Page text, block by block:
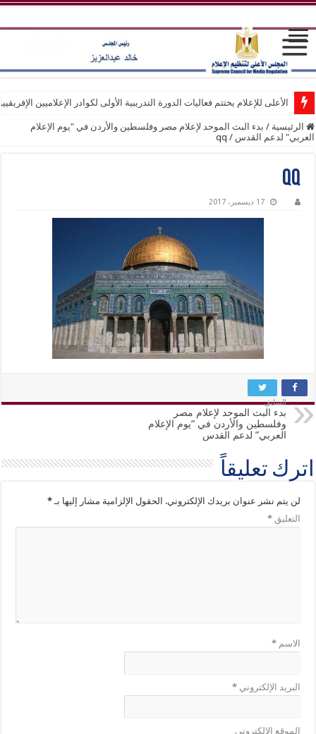
الأعلى للإعلام يختتم فعاليات الدورة التدريبية الأولى لكوادر الإعلاميين
الرئيسية / بدء البث الموحد لإعلام مصر وفلسطين والأردن في "يوم الإعلام
العربي" لدعم القدس /
qq
qq
17 ديسمبر، 2017
السابق
بدء البث الموحد لإعلام مصر
وفلسطين والأردن في “يوم الإعلام
العربي” لدعم القدس
اترك تعليقاً
لن يتم نشر عنوان بريدك الإلكتروني. الحقول الإلزامية مشار إليها بـ*
التعليق*
الاسم*
البريد الإلكتروني*
الموقع الإلكتروني